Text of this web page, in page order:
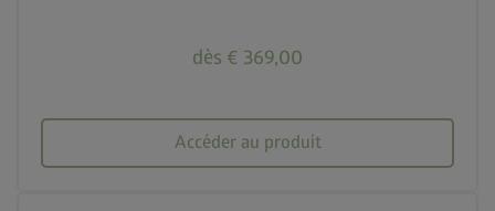
dès € 369,00
Accéder au produit